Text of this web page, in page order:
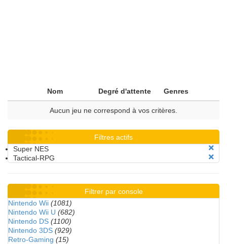
Nom Degré d'attente Genres
Aucun jeu ne correspond à vos critères.
Filtres actifs
Super NES
Tactical-RPG
Filtrer par console
Nintendo Wii (1081)
Nintendo Wii U (682)
Nintendo DS (1100)
Nintendo 3DS (929)
Retro-Gaming (15)